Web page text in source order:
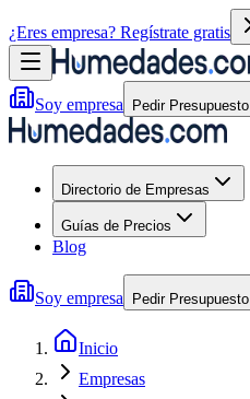
¿Eres empresa? Regístrate gratis
Soy empresa Pedir Presupuesto
Directorio de Empresas
Guías de Precios
Blog
Soy empresa Pedir Presupuesto
Inicio
Empresas